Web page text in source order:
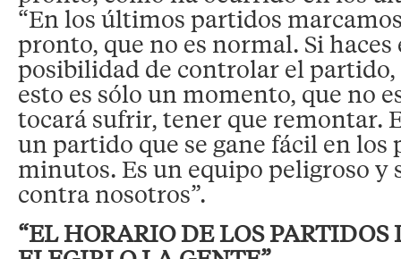
“En los últimos partidos
pronto, que no es normal. Si haces
posibilidad de controlar el partido,
esto es sólo un momento, que no
tocará sufrir, tener que remontar.
un partido que se gane fácil en los
minutos. Es un equipo peligroso y
contra nosotros”.
“EL HORARIO DE LOS PARTIDOS